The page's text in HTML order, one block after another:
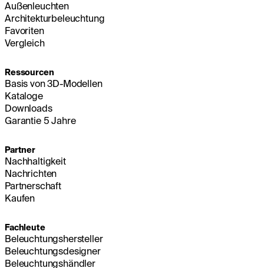
Außenleuchten
Architekturbeleuchtung
Favoriten
Vergleich
Ressourcen
Basis von 3D-Modellen
Kataloge
Downloads
Garantie 5 Jahre
Partner
Nachhaltigkeit
Nachrichten
Partnerschaft
Kaufen
Fachleute
Beleuchtungshersteller
Beleuchtungsdesigner
Beleuchtungshändler